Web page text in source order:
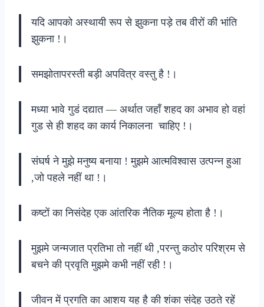
यदि आपको अस्थायी रूप से झुकना पड़े तब वीरों की भांति
झुकना !।
समझोतापरस्ती बड़ी अपवित्र वस्तु है !।
मध्या भावे गुडं दद्यात — अर्थात जहाँ शहद का अभाव हो वहां
गुड से ही शहद का कार्य निकालना चाहिए !।
संघर्ष ने मुझे मनुष्य बनाया ! मुझमे आत्मविश्वास उत्पन्न हुआ
,जो पहले नहीं था !।
कष्टों का निसंदेह एक आंतरिक नैतिक मूल्य होता है !।
मुझमे जन्मजात प्रतिभा तो नहीं थी ,परन्तु कठोर परिश्रम से
बचने की प्रवृति मुझमे कभी नहीं रही !।
जीवन में प्रगति का आशय यह है की शंका संदेह उठते रहें